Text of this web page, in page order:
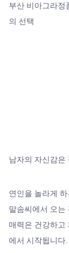
부산 비아그라정
의 선택
남자의 자신감은
연인을 놀라게
말솜씨에서 오는
매력은 건강하고
에서 시작됩니다.